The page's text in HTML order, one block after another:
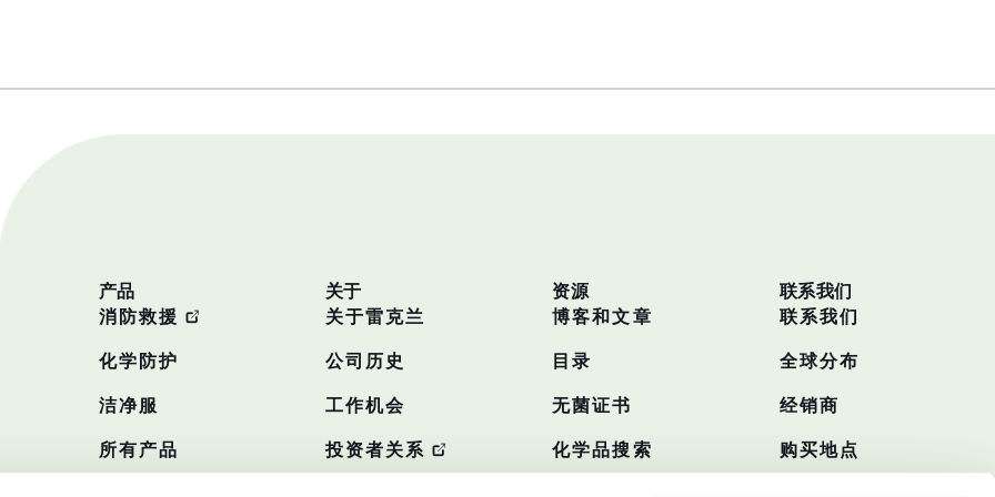
产品
消防救援
化学防护
洁净服
所有产品
关于
关于雷克兰
公司历史
工作机会
投资者关系
资源
博客和文章
目录
无菌证书
化学品搜索
联系我们
联系我们
全球分布
经销商
购买地点